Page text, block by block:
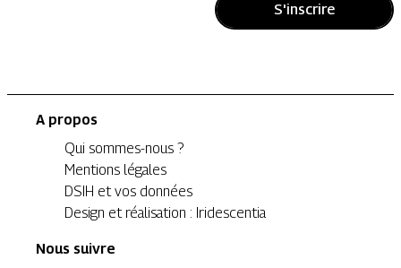
S'inscrire
A propos
Qui sommes-nous ?
Mentions légales
DSIH et vos données
Design et réalisation : Iridescentia
Nous suivre